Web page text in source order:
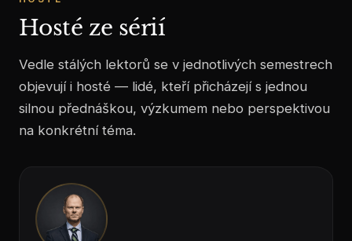
Hosté ze sérií
Vedle stálých lektorů se v jednotlivých semestrech
objevují i hosté — lidé, kteří přicházejí s jednou
silnou přednáškou, výzkumem nebo perspektivou
na konkrétní téma.